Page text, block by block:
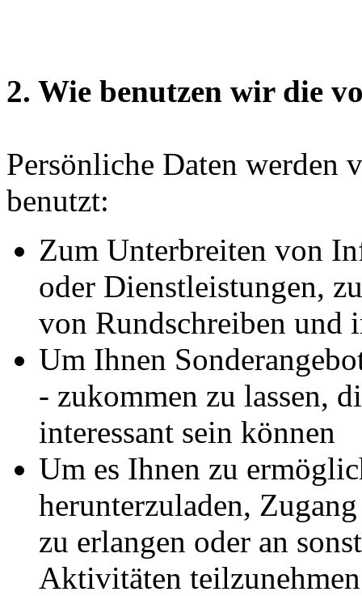
2. Wie benutzen wir die
Persönliche Daten werden
benutzt:
Zum Unterbreiten von
oder Dienstleistungen,
von Rundschreiben
Um Ihnen
- zukommen zu lassen,
interessant sein können
Um es Ihnen zu
herunterzuladen,
zu erlangen oder an
Aktivitäten teilzunehmen